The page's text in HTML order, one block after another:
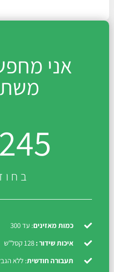
אני
245 ₪
כמות מאזינים: עד 300
איכות שידור : 128 קסל"ש
תעבורה חודשית: ללא